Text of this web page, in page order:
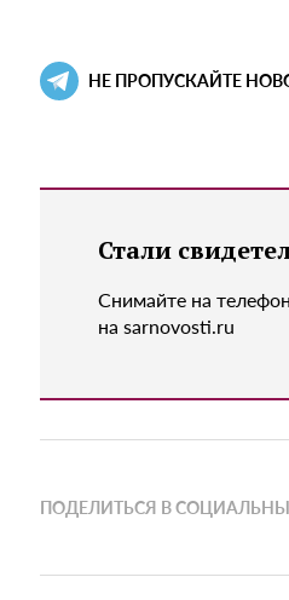
НЕ ПРОПУСКАЙТЕ
Стали
Снимайте на
на sarnovosti.ru
ПОДЕЛИТЬСЯ В